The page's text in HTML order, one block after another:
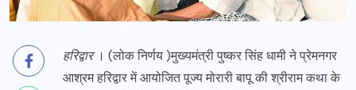
हरिद्वार। (लोक निर्णय )मुख्यमंत्री पुष्कर सिंह धामी ने प्रेमनगर
आश्रम हरिद्वार में आयोजित पूज्य मोरारी बापू की श्रीराम कथा के